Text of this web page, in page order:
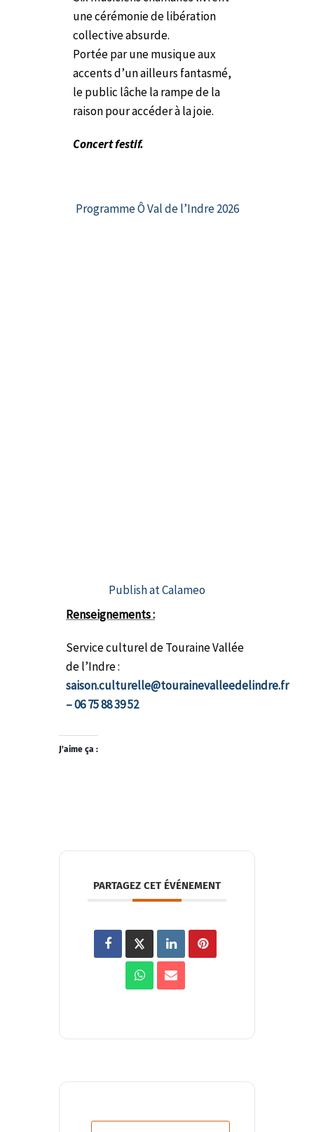
une cérémonie de libération
collective absurde.
Portée par une musique aux
accents d’un ailleurs fantasmé,
le public lâche la rampe de la
raison pour accéder à la joie.
Concert festif.
Programme Ô Val de l’Indre 2026
Publish at Calameo
Renseignements :
Service culturel de Touraine Vallée
de l’Indre :
saison.culturelle@tourainevalleedelindre.fr
– 06 75 88 39 52
J’aime ça :
PARTAGEZ CET ÉVÉNEMENT